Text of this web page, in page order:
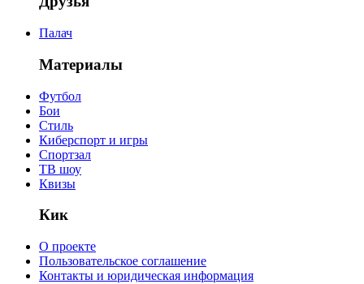
Палач
Материалы
Футбол
Бои
Стиль
Киберспорт и игры
Спортзал
ТВ шоу
Квизы
Кик
О проекте
Пользовательское соглашение
Контакты и юридическая информация